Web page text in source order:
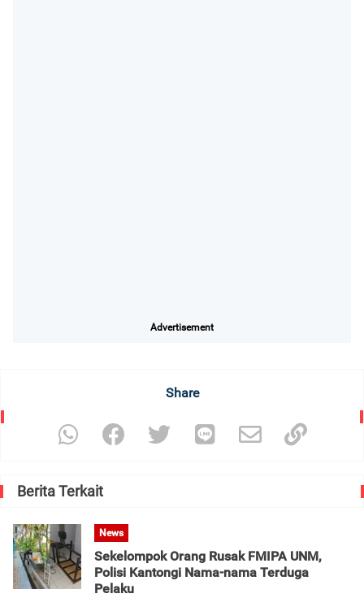
Advertisement
Share
Berita Terkait
News
Sekelompok Orang Rusak FMIPA UNM,
Polisi Kantongi Nama-nama Terduga
Pelaku